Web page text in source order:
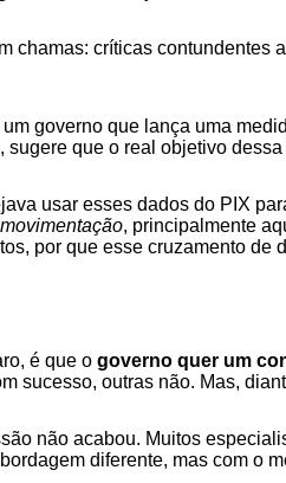
chamas: críticas
governo que lança uma
sugere que o real objetivo
usar esses dados do PIX
, principalmente
por que esse cruzamento de
é que o governo quer um
sucesso, outras não. Mas,
não acabou. Muitos
diferente, mas com o